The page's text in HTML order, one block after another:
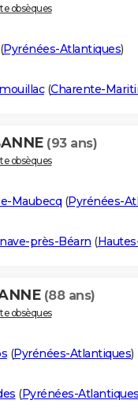
obsèques
(Pyrénées-Atlantiques)
(Charente-
(93 ans)
obsèques
Maubecq (Pyrénées-
près-Béarn (
(88 ans)
obsèques
(Pyrénées-Atlantiques)
(Pyrénées-Atlantiques